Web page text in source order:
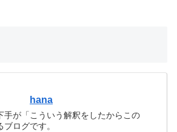
hana
手が「こういう解釈をしたからこの
ログです。